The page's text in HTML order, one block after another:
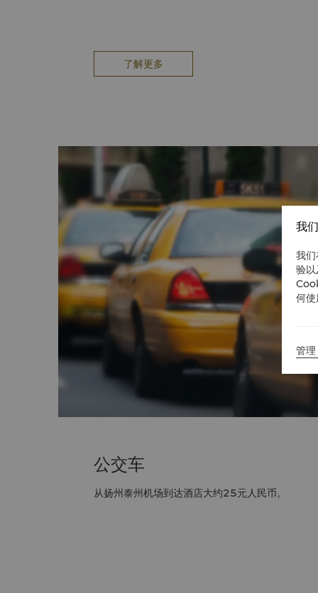
了解更多
公交车
从扬州泰州机场到达酒店大约25元人民币。
我
我
验
何
管